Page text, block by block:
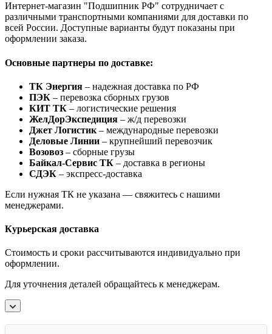
Интернет-магазин "Подшипник РФ" сотрудничает с
различными транспортными компаниями для доставки по
всей России. Доступные варианты будут показаны при
оформлении заказа.
Основные партнеры по доставке:
ТК Энергия – надежная доставка по РФ
ПЭК – перевозка сборных грузов
КИТ ТК – логистические решения
ЖелДорЭкспедиция – ж/д перевозки
Джет Логистик – международные перевозки
Деловые Линии – крупнейший перевозчик
Возовоз – сборные грузы
Байкал-Сервис ТК – доставка в регионы
СДЭК – экспресс-доставка
Если нужная ТК не указана — свяжитесь с нашими
менеджерами.
Курьерская доставка
Стоимость и сроки рассчитываются индивидуально при
оформлении.
Для уточнения деталей обращайтесь к менеджерам.